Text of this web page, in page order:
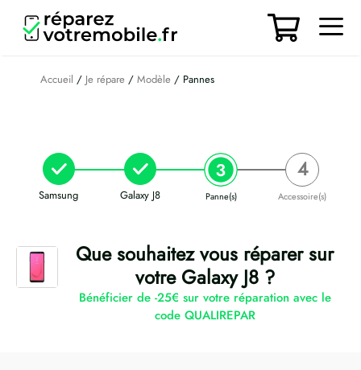
contenu
Accueil / Je répare / Modèle / Pannes
Samsung Galaxy J8 Panne(s) Accessoire(s)
Que souhaitez vous réparer sur
votre Galaxy J8 ?
Bénéficier de -25€ sur votre réparation avec le
code QUALIREPAR